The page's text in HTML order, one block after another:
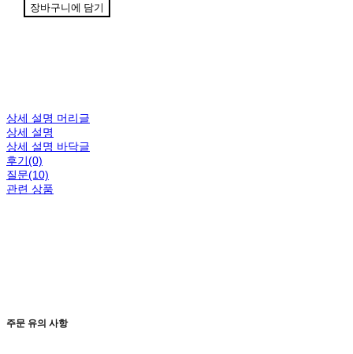
장바구니에 담기
상세 설명 머리글
상세 설명
상세 설명 바닥글
후기(0)
질문(10)
관련 상품
주문 유의 사항